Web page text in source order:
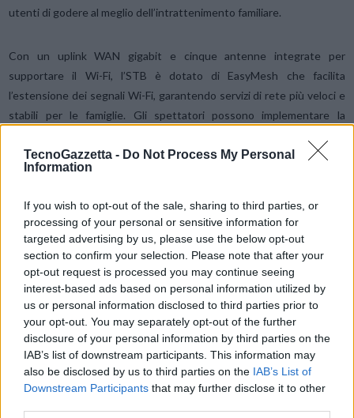
TecnoGazzetta - Do Not Process My Personal
Information
If you wish to opt-out of the sale, sharing to third parties, or
processing of your personal or sensitive information for
targeted advertising by us, please use the below opt-out
section to confirm your selection. Please note that after your
opt-out request is processed you may continue seeing
interest-based ads based on personal information utilized by
us or personal information disclosed to third parties prior to
your opt-out. You may separately opt-out of the further
disclosure of your personal information by third parties on the
IAB’s list of downstream participants. This information may
also be disclosed by us to third parties on the IAB’s List of
Downstream Participants that may further disclose it to other
utenti di godere al meglio dell’intrattenimento familiare.
Con un uplink WAN gigabit e cinque antenne integrate per
supportare il Wi-Fi, l’STB è dotato di EasyMesh che facilita
l’estensione dei segnali Wi-Fi, garantendo servizi di rete più veloci e
stabili per le famiglie. Gli spettatori possono implementare la
un’esperienza di visione video HD fluida.
Condividi questo articolo:
E-mail LinkedIn Facebook X
Mastodon Telegram WhatsApp
Stampa
Vuoi ricevere gli aggiornamenti delle news di TecnoGazzetta?
Inserisci nome ed indirizzo E-Mail: